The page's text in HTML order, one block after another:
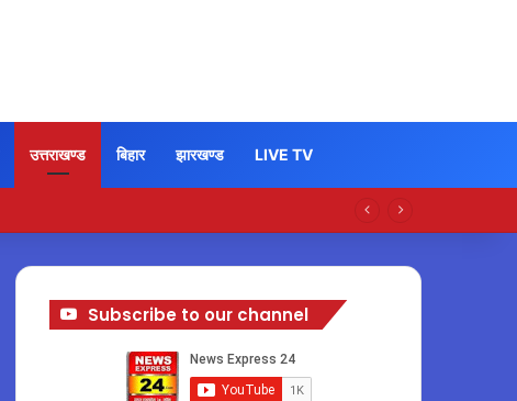
उत्तराखण्ड बिहार झारखण्ड LIVE TV
Subscribe to our channel